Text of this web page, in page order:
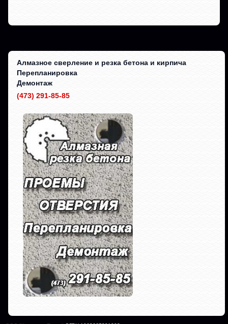
Алмазное сверление и резка бетона и кирпича
Перепланировка
Демонтаж
(473) 291-85-85